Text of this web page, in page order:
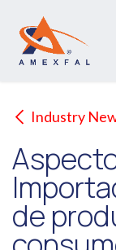
Industry
de